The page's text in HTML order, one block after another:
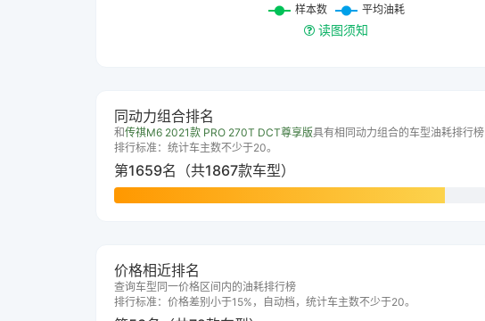
读图须知
同动力组合排名
和传祺M6 2021款 PRO 270T DCT尊享版具有相同动力组合的车型油耗排行榜
排行标准：统计车主数不少于20。
第1659名（共1867款车型）
价格相近排名
查询车型同一价格区间内的油耗排行榜
排行标准：价格差别小于15%，自动档，统计车主数不少于20。